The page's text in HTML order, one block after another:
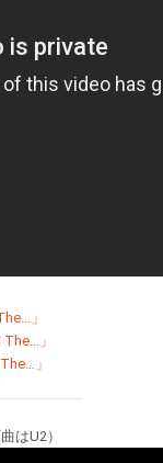
」
The…」
」
はU2）